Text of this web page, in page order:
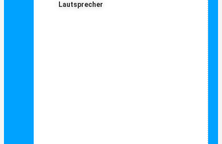
Lautsprecher